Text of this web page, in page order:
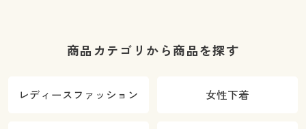
商品カテゴリから商品を探す
レディースファッション 女性下着